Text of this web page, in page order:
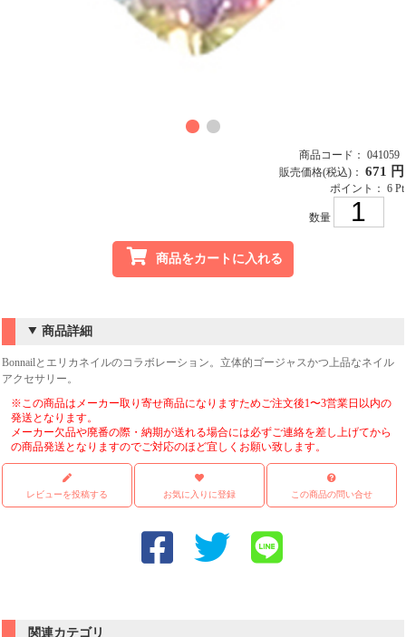
商品コード： 041059
販売価格(税込)： 671 円
ポイント： 6 Pt
数量
商品をカートに入れる
商品詳細
Bonnailとエリカネイルのコラボレーション。立体的ゴージャスかつ上品なネイル
アクセサリー。
※この商品はメーカー取り寄せ商品になりますためご注文後1〜3営業日以内の
発送となります。
メーカー欠品や廃番の際・納期が送れる場合には必ずご連絡を差し上げてから
の商品発送となりますのでご対応のほど宜しくお願い致します。
レビューを投稿する お気に入りに登録 この商品の問い合せ
関連カテゴリ